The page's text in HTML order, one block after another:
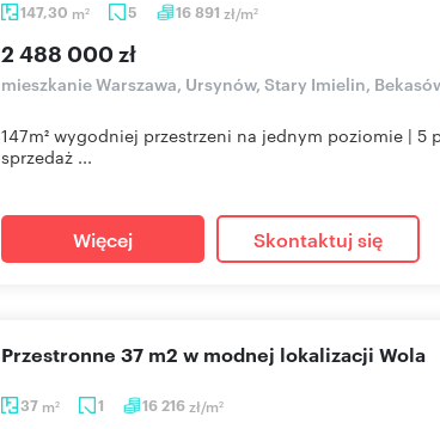
147,30 m2 5 16 891 zł/m2
2 488 000 zł
mieszkanie Warszawa, Ursynów, Stary Imielin,
147m² wygodniej przestrzeni na jednym poziomie |
sprzedaż ...
Więcej Skontaktuj się
37 m2 1 16 216zł/m2
Przestronne 37 m2 w modnej lokalizacji Wola